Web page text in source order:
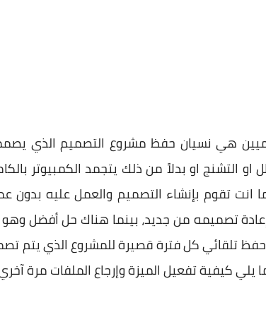
هي نسيان حفظ مشروع التصميم الذي
التشنج او بدلاً من ذلك يتجمد الكمبيوتر
تصميمه من جديد، بينما هناك حل أفضل وهو
تلقائي كل فترة قصيرة للمشروع الذي يتم
كيفية تفعيل الميزة وإرجاع الملفات مرة